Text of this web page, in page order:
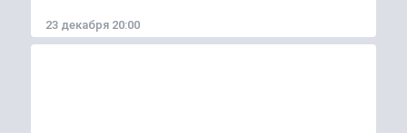
23 декабря 20:00